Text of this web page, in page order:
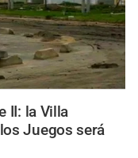
II: la Villa
Juegos será